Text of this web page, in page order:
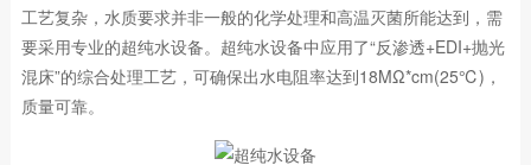
工艺复杂，水质要求并非一般的化学处理和高温灭菌所能达到，需
要采用专业的超纯水设备。超纯水设备中应用了“反渗透+EDI+抛光
混床”的综合处理工艺，可确保出水电阻率达到18MΩ*cm(25℃)，
质量可靠。